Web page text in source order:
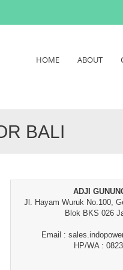
HOME ABOUT
BALI
ADJI
Jl. Hayam Wuruk No.100,
Blok BKS 026
Email :
HP/WA :